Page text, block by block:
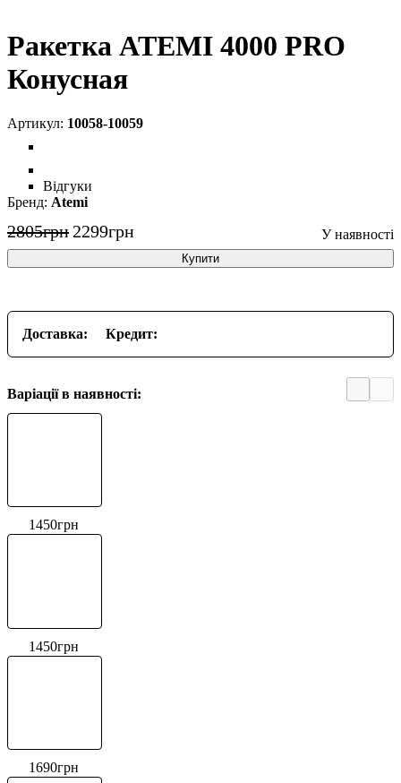
Ракетка ATEMI 4000 PRO
Конусная
10058-10059
Відгуки
Atemi
2805грн 2299грн
Купити
Доставка: Кредит:
Варіації в наявності:
1450грн
1450грн
1690грн